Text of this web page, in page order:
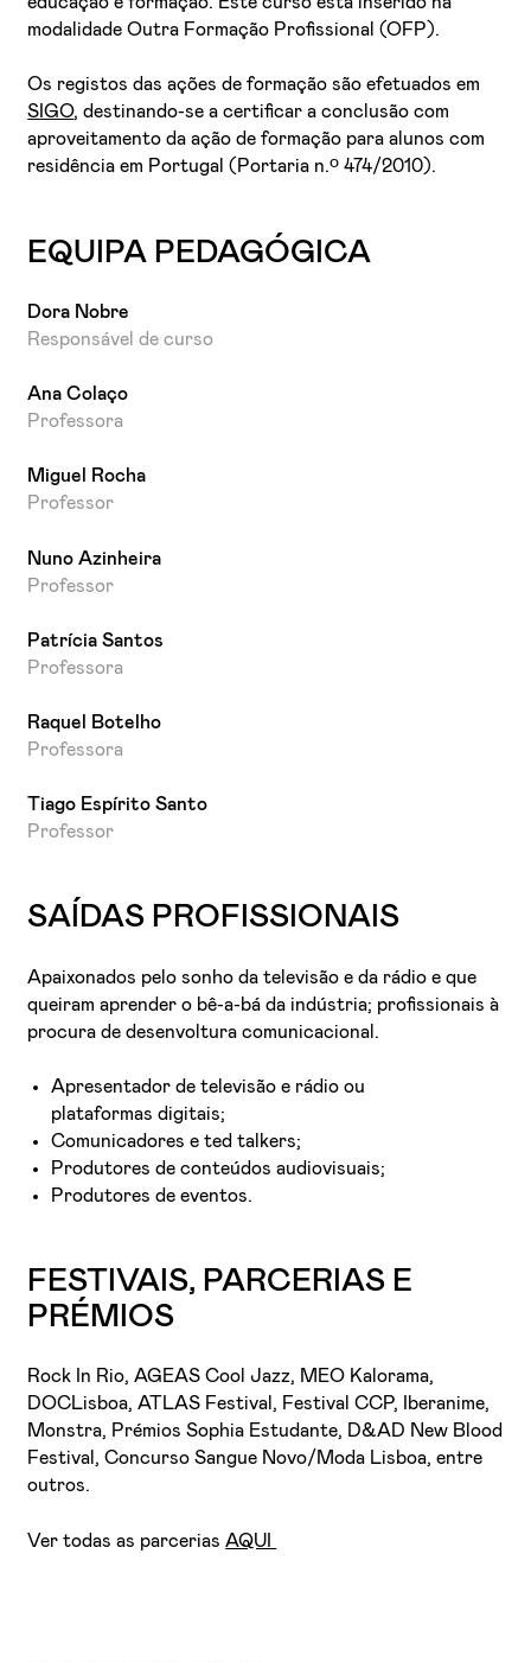
modalidade Outra Formação Profissional (OFP).
Os registos das ações de formação são efetuados em
SIGO, destinando-se a certificar a conclusão com
aproveitamento da ação de formação para alunos com
residência em Portugal (Portaria n.º 474/2010).
EQUIPA PEDAGÓGICA
Dora Nobre
Responsável de curso
Ana Colaço
Professora
Miguel Rocha
Professor
Nuno Azinheira
Professor
Patrícia Santos
Professora
Raquel Botelho
Professora
Tiago Espírito Santo
Professor
SAÍDAS PROFISSIONAIS
Apaixonados pelo sonho da televisão e da rádio e que
queiram aprender o bê-a-bá da indústria; profissionais à
procura de desenvoltura comunicacional.
Apresentador de televisão e rádio ou
plataformas digitais;
Comunicadores e ted talkers;
Produtores de conteúdos audiovisuais;
Produtores de eventos.
FESTIVAIS, PARCERIAS E
PRÉMIOS
Rock In Rio, AGEAS Cool Jazz, MEO Kalorama,
DOCLisboa, ATLAS Festival, Festival CCP, Iberanime,
Monstra, Prémios Sophia Estudante, D&AD New Blood
Festival, Concurso Sangue Novo/Moda Lisboa, entre
outros.
Ver todas as parceriasAQUI